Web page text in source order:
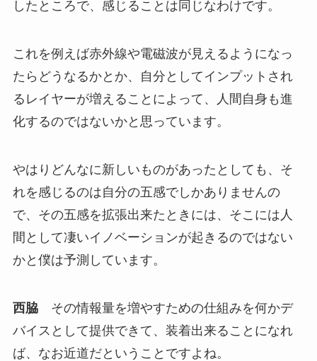
したところで、感じることは同じなわけです。
これを例えば赤外線や電磁波が見えるようになっ
たらどうなるかとか、自分としてインプットされ
るレイヤーが増えることによって、人間自身も進
化するのではないかと思っています。
やはりどんなに新しいものがあったとしても、そ
れを感じるのは自分の五感でしかありませんの
で、その五感を拡張出来たときには、そこには人
間として凄いイノベーションが起きるのではない
かと僕は予測しています。
西脇その情報量を増やすための仕組みを何かデ
バイスとして提供できて、装着出来ることになれ
ば、なお近道だということですよね。